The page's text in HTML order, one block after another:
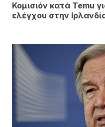
Κομισιόν κατά Temu
ελέγχου στην